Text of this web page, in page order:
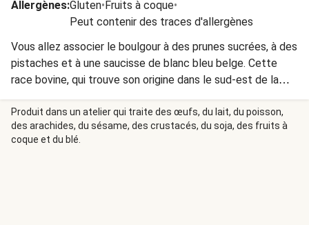
Allergènes:Gluten•Fruits à coque•
Peut contenir des traces d'allergènes
Vous allez associer le boulgour à des prunes sucrées, à des
pistaches et à une saucisse de blanc bleu belge. Cette
race bovine, qui trouve son origine dans le sud-est de la
Belgique, doit son nom à la robe des vaches : blanche avec
des taches bleues ou noires.
Produit dans un atelier qui traite des œufs, du lait, du poisson,
des arachides, du sésame, des crustacés, du soja, des fruits à
coque et du blé.